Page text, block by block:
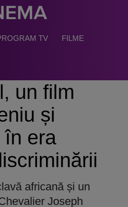
TV FILME
un film
și
în era
africană și un
Joseph